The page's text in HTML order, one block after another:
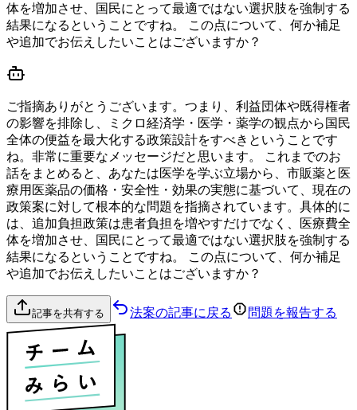
体を増加させ、国民にとって最適ではない選択肢を強制する
結果になるということですね。 この点について、何か補足
や追加でお伝えしたいことはございますか？
ご指摘ありがとうございます。つまり、利益団体や既得権者
の影響を排除し、ミクロ経済学・医学・薬学の観点から国民
全体の便益を最大化する政策設計をすべきということです
ね。非常に重要なメッセージだと思います。 これまでのお
話をまとめると、あなたは医学を学ぶ立場から、市販薬と医
療用医薬品の価格・安全性・効果の実態に基づいて、現在の
政策案に対して根本的な問題を指摘されています。具体的に
は、追加負担政策は患者負担を増やすだけでなく、医療費全
体を増加させ、国民にとって最適ではない選択肢を強制する
結果になるということですね。 この点について、何か補足
や追加でお伝えしたいことはございますか？
記事を共有する 法案の記事に戻る 問題を報告する